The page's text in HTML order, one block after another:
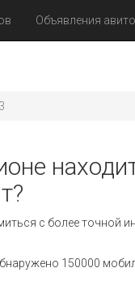
Объявления авито
с более точной
150000